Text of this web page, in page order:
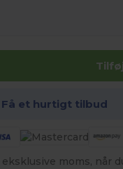
Få et hurtigt tilbud
moms, når